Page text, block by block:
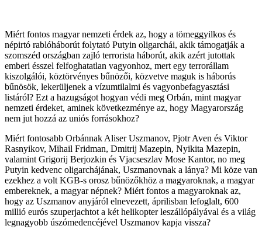
Miért fontos magyar nemzeti érdek az, hogy a tömeggyilkos és
népirtó rablóháborút folytató Putyin oligarchái, akik támogatják a
szomszéd országban zajló terrorista háborút, akik azért jutottak
emberi ésszel felfoghatatlan vagyonhoz, mert egy terrorállam
kiszolgálói, köztörvényes bűnözői, közvetve maguk is háborús
bűnösök, lekerüljenek a vízumtilalmi és vagyonbefagyasztási
listáról? Ezt a hazugságot hogyan védi meg Orbán, mint magyar
nemzeti érdeket, aminek következménye az, hogy Magyarország
nem jut hozzá az uniós forrásokhoz?
Miért fontosabb Orbánnak Aliser Uszmanov, Pjotr Aven és Viktor
Rasnyikov, Mihail Fridman, Dmitrij Mazepin, Nyikita Mazepin,
valamint Grigorij Berjozkin és Vjacseszlav Mose Kantor, no meg
Putyin kedvenc oligarchájának, Uszmanovnak a lánya? Mi köze van
ezekhez a volt KGB-s orosz bűnözőkhöz a magyaroknak, a magyar
embereknek, a magyar népnek? Miért fontos a magyaroknak az,
hogy az Uszmanov anyjáról elnevezett, áprilisban lefoglalt, 600
millió eurós szuperjachtot a két helikopter leszállópályával és a világ
legnagyobb úszómedencéjével Uszmanov kapja vissza?